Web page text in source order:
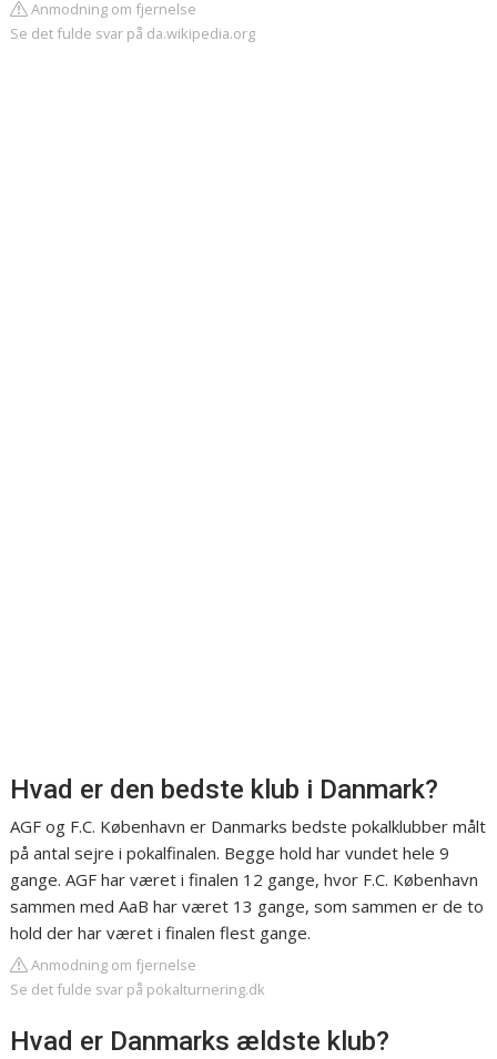
Anmodning om fjernelse
Se det fulde svar på da.wikipedia.org
Hvad er den bedste klub i Danmark?
AGF og F.C. København er Danmarks bedste pokalklubber målt
på antal sejre i pokalfinalen. Begge hold har vundet hele 9
gange. AGF har været i finalen 12 gange, hvor F.C. København
sammen med AaB har været 13 gange, som sammen er de to
hold der har været i finalen flest gange.
Anmodning om fjernelse
Se det fulde svar på pokalturnering.dk
Hvad er Danmarks ældste klub?